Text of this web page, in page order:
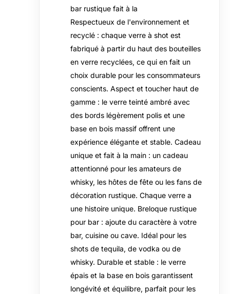
bar rustique fait à la
Respectueux de l'environnement et
recyclé : chaque verre à shot est
fabriqué à partir du haut des bouteilles
en verre recyclées, ce qui en fait un
choix durable pour les consommateurs
conscients. Aspect et toucher haut de
gamme : le verre teinté ambré avec
des bords légèrement polis et une
base en bois massif offrent une
expérience élégante et stable. Cadeau
unique et fait à la main : un cadeau
attentionné pour les amateurs de
whisky, les hôtes de fête ou les fans de
décoration rustique. Chaque verre a
une histoire unique. Breloque rustique
pour bar : ajoute du caractère à votre
bar, cuisine ou cave. Idéal pour les
shots de tequila, de vodka ou de
whisky. Durable et stable : le verre
épais et la base en bois garantissent
longévité et équilibre, parfait pour les